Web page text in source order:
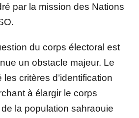
par la mission des Nations
du corps électoral est
un obstacle majeur. Le
critères d’identification
à élargir le corps
la population sahraouie